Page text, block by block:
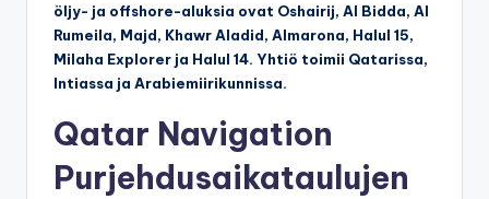
öljy- ja offshore-aluksia ovat Oshairij, Al Bidda, Al
Rumeila, Majd, Khawr Aladid, Almarona, Halul 15,
Milaha Explorer ja Halul 14. Yhtiö toimii Qatarissa,
Intiassa ja Arabiemiirikunnissa.
Qatar Navigation
Purjehdusaikataulujen